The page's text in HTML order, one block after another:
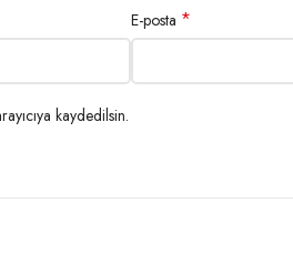
E-posta *
kaydedilsin.